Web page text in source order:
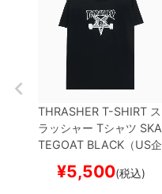
THRASHER T-SHIRT ス
ラッシャー Tシャツ SKA
TEGOAT BLACK（US企
ケボー
¥5,500(税込)